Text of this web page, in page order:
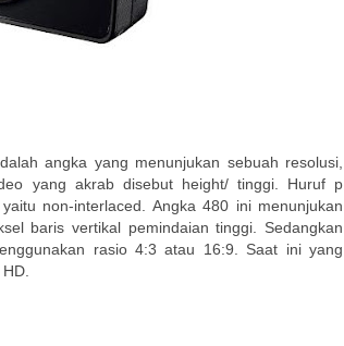
angka yang menunjukan sebuah resolusi,
yang akrab disebut height/ tinggi. Huruf p
non-interlaced. Angka 480 ini menunjukan
baris vertikal pemindaian tinggi. Sedangkan
rasio 4:3 atau 16:9. Saat ini yang